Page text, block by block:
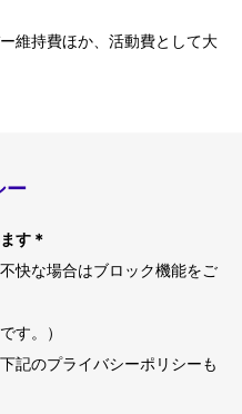
維持費ほか、活動費として大
ー
す＊
快な場合はブロック機能をご
す。）
記のプライバシーポリシーも